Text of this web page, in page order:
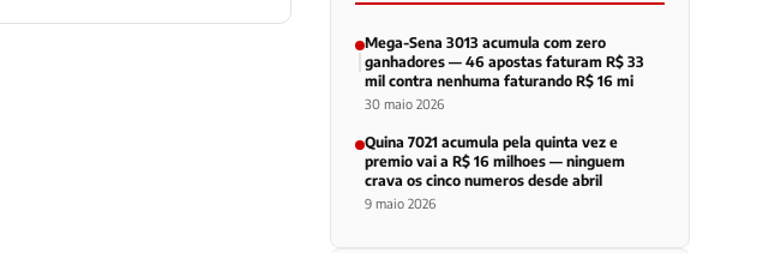
Mega-Sena 3013 acumula com zero
ganhadores — 46 apostas faturam R$ 33
mil contra nenhuma faturando R$ 16 mi
30 maio 2026
Quina 7021 acumula pela quinta vez e
premio vai a R$ 16 milhoes — ninguem
crava os cinco numeros desde abril
9 maio 2026